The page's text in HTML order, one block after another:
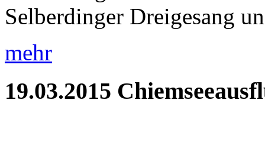
Selberdinger Dreigesang
mehr
19.03.2015